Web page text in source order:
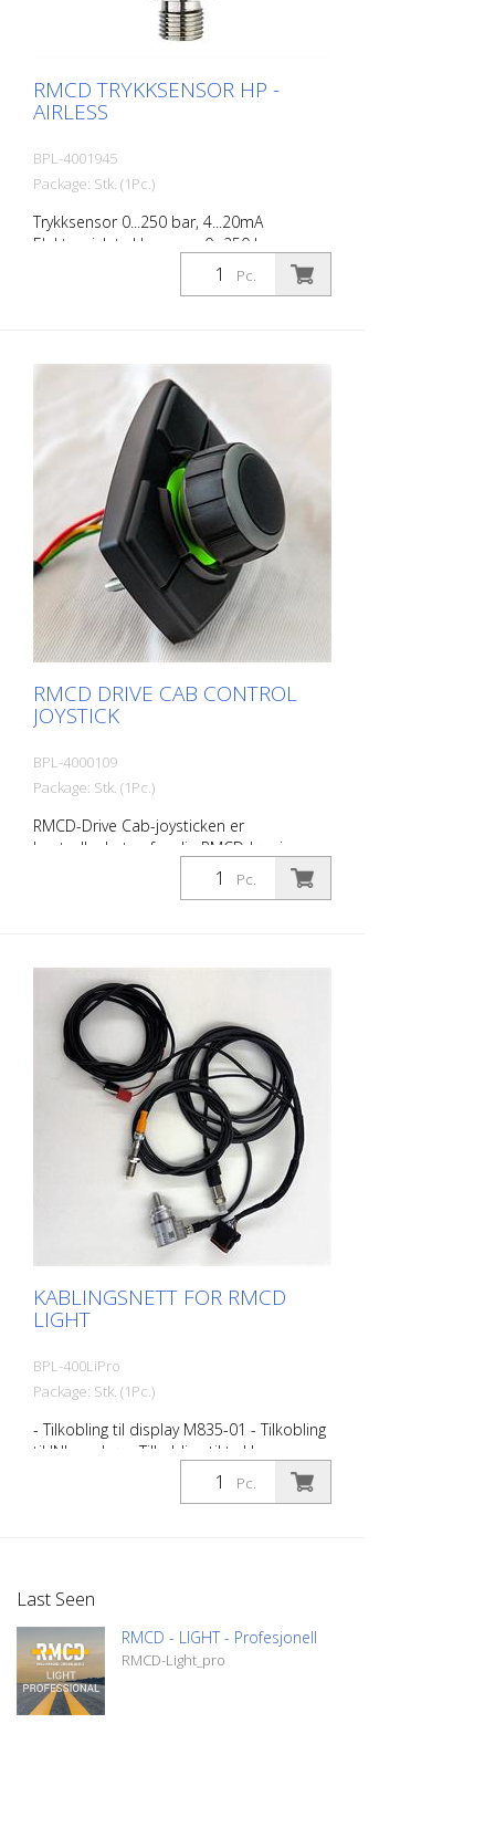
RMCD TRYKKSENSOR HP -
AIRLESS
BPL-4001945
Package: Stk. (1Pc.)
Trykksensor 0...250 bar, 4...20mA
Elektronisk trykksensor; 0...250 bar;
0...3625 psi; 1/4'' utvendig gjenge rAnalogt
signal; 4...20 mA DEUTSCH-kontakt (DT04-
Pc.
RMCD DRIVE CAB CONTROL
JOYSTICK
BPL-4000109
Package: Stk. (1Pc.)
RMCD-Drive Cab-joysticken er
kontrollenheten for din RMCD-løsning. -
Dimbare LED-indikatorer og symboler -
Beskyttelsesklasse IP67 - Vibrasjons- og
av flere knapper - Driftsspenning 6 - 30 V
Pc.
KABLINGSNETT FOR RMCD
LIGHT
BPL-400LiPro
Package: Stk. (1Pc.)
- Tilkobling til display M835-01 - Tilkobling
til INI-markør - Tilkobling til trykksensor -
Tilkobling til dreiekoder - Tilkobling til
strømforsyning Egnet for RMCD-Light
Pc.
Last Seen
RMCD - LIGHT - Profesjonell
RMCD-Light_pro